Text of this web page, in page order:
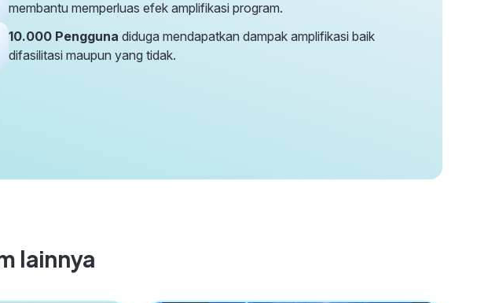
membantu memperluas efek amplifikasi program.
10.000 Pengguna diduga mendapatkan dampak amplifikasi baik
difasilitasi maupun yang tidak.
lainnya